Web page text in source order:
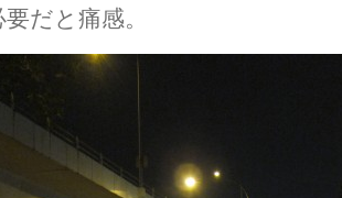
だと痛感。